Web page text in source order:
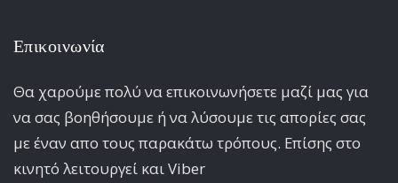
Επικοινωνία
Θα χαρούμε πολύ να επικοινωνήσετε μαζί μας για
να σας βοηθήσουμε ή να λύσουμε τις απορίες σας
με έναν απο τους παρακάτω τρόπους. Επίσης στο
κινητό λειτoυργεί και Viber